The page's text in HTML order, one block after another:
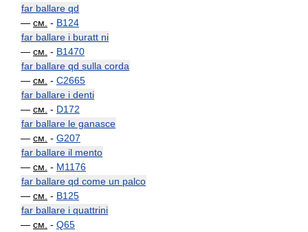
far ballare qd
— см. - B124
far ballare i buratt ni
— см. - B1470
far ballare qd sulla corda
— см. - C2665
far ballare i denti
— см. - D172
far ballare le ganasce
— см. - G207
far ballare il mento
— см. - M1176
far ballare qd come un palco
— см. - B125
far ballare i quattrini
— см. - Q65